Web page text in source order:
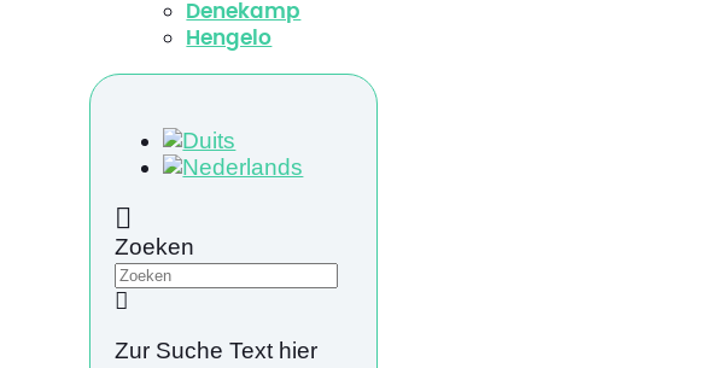
Denekamp
Hengelo
Zoeken
Zur Suche Text hier